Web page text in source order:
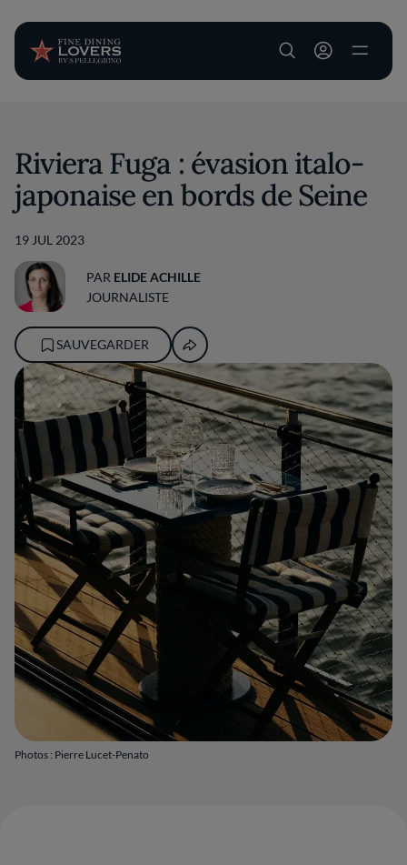
User account
Photos : Pierre Lucet-Penato
Riviera Fuga : évasion italo-
japonaise en bords de Seine
19 JUL 2023
PAR ELIDE ACHILLE
JOURNALISTE
SAUVEGARDER